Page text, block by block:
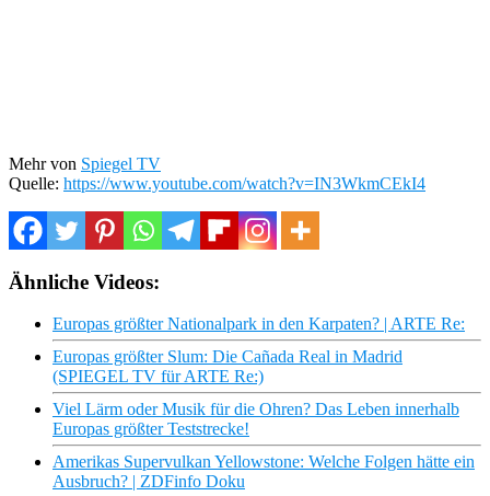
Mehr von Spiegel TV
Quelle: https://www.youtube.com/watch?v=IN3WkmCEkI4
Ähnliche Videos:
Europas größter Nationalpark in den Karpaten? | ARTE Re:
Europas größter Slum: Die Cañada Real in Madrid
(SPIEGEL TV für ARTE Re:)
Viel Lärm oder Musik für die Ohren? Das Leben innerhalb
Europas größter Teststrecke!
Amerikas Supervulkan Yellowstone: Welche Folgen hätte ein
Ausbruch? | ZDFinfo Doku